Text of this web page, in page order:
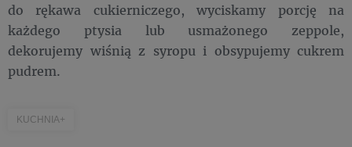
do rękawa cukierniczego, wyciskamy porcję na
każdego ptysia lub usmażonego zeppole,
dekorujemy wiśnią z syropu i obsypujemy cukrem
pudrem.
KUCHNIA+